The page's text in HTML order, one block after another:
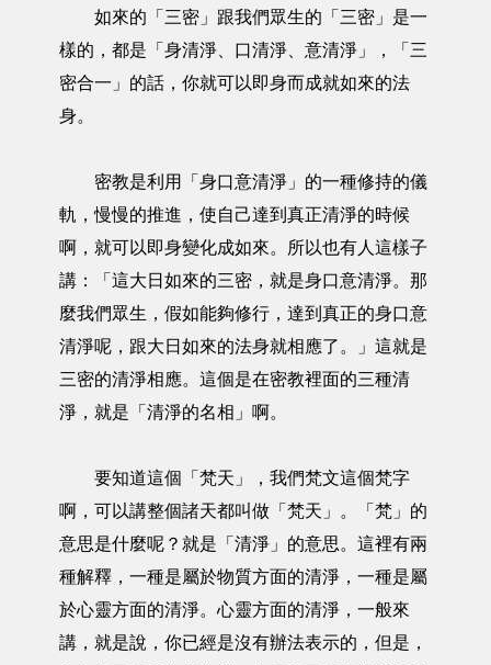
如來的「三密」跟我們眾生的「三密」是一
樣的，都是「身清淨、口清淨、意清淨」，「三
密合一」的話，你就可以即身而成就如來的法
身。
密教是利用「身口意清淨」的一種修持的儀
軌，慢慢的推進，使自己達到真正清淨的時候
啊，就可以即身變化成如來。所以也有人這樣子
講：「這大日如來的三密，就是身口意清淨。那
麼我們眾生，假如能夠修行，達到真正的身口意
清淨呢，跟大日如來的法身就相應了。」這就是
三密的清淨相應。這個是在密教裡面的三種清
淨，就是「清淨的名相」啊。
要知道這個「梵天」，我們梵文這個梵字
啊，可以講整個諸天都叫做「梵天」。「梵」的
意思是什麼呢？就是「清淨」的意思。這裡有兩
種解釋，一種是屬於物質方面的清淨，一種是屬
於心靈方面的清淨。心靈方面的清淨，一般來
講，就是說，你已經是沒有辦法表示的，但是，